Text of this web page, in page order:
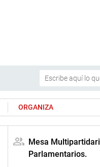
ORGANIZA
Mesa
Parlamentarios.